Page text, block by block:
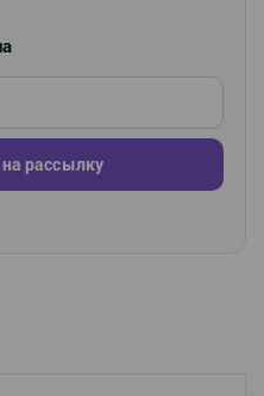
рассылку